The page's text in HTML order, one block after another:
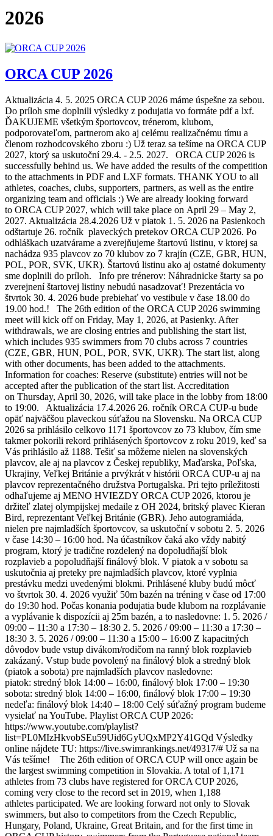
2026
ORCA CUP 2026
Aktualizácia 4. 5. 2025 ORCA CUP 2026 máme úspešne za sebou.
Do príloh sme doplnili výsledky z podujatia vo formáte pdf a lxf.
ĎAKUJEME všetkým športovcov, trénerom, klubom,
podporovateľom, partnerom ako aj celému realizačnému tímu a
členom rozhodcovského zboru :) Už teraz sa tešíme na ORCA CUP
2027, ktorý sa uskutoční 29.4. - 2.5. 2027. ORCA CUP 2026 is
successfully behind us. We have added the results of the competition
to the attachments in PDF and LXF formats. THANK YOU to all
athletes, coaches, clubs, supporters, partners, as well as the entire
organizing team and officials :) We are already looking forward
to ORCA CUP 2027, which will take place on April 29 – May 2,
2027. Aktualizácia 28.4.2026 Už v piatok 1. 5. 2026 na Pasienkoch
odštartuje 26. ročník plaveckých pretekov ORCA CUP 2026. Po
odhláškach uzatvárame a zverejňujeme štartovú listinu, v ktorej sa
nachádza 935 plavcov zo 70 klubov zo 7 krajín (CZE, GBR, HUN,
POL, POR, SVK, UKR). Štartovú listinu ako aj ostatné dokumenty
sme doplnili do príloh. Info pre trénerov: Náhradnicke štarty sa po
zverejnení štartovej listiny nebudú nasadzovať! Prezentácia vo
štvrtok 30. 4. 2026 bude prebiehať vo vestibule v čase 18.00 do
19.00 hod.! The 26th edition of the ORCA CUP 2026 swimming
meet will kick off on Friday, May 1, 2026, at Pasienky. After
withdrawals, we are closing entries and publishing the start list,
which includes 935 swimmers from 70 clubs across 7 countries
(CZE, GBR, HUN, POL, POR, SVK, UKR). The start list, along
with other documents, has been added to the attachments.
Information for coaches: Reserve (substitute) entries will not be
accepted after the publication of the start list. Accreditation
on Thursday, April 30, 2026, will take place in the lobby from 18:00
to 19:00. Aktualizácia 17.4.2026 26. ročník ORCA CUP-u bude
opäť najväčšou plaveckou súťažou na Slovensku. Na ORCA CUP
2026 sa prihlásilo celkovo 1171 športovcov zo 73 klubov, čím sme
takmer pokorili rekord prihlásených športovcov z roku 2019, keď sa
Vás prihlásilo až 1188. Tešiť sa môžeme nielen na slovenských
plavcov, ale aj na plavcov z Českej republiky, Maďarska, Poľska,
Ukrajiny, Veľkej Británie a prvýkrát v histórii ORCA CUP-u aj na
plavcov reprezentačného družstva Portugalska. Pri tejto príležitosti
odhaľujeme aj MENO HVIEZDY ORCA CUP 2026, ktorou je
držiteľ zlatej olympijskej medaile z OH 2024, britský plavec Kieran
Bird, reprezentant Veľkej Británie (GBR). Jeho autogramiáda,
nielen pre najmladších športovcov, sa uskutoční v sobotu 2. 5. 2026
v čase 14:30 – 16:00 hod. Na účastníkov čaká ako vždy nabitý
program, ktorý je tradične rozdelený na dopoludňajší blok
rozplavieb a popoludňajší finálový blok. V piatok a v sobotu sa
uskutočnia aj preteky pre najmladších plavcov, ktoré vyplnia
prestávku medzi uvedenými blokmi. Prihlásené kluby budú môcť
vo štvrtok 30. 4. 2026 využiť 50m bazén na tréning v čase od 17:00
do 19:30 hod. Počas konania podujatia bude klubom na rozplávanie
a vyplávanie k dispozícii aj 25m bazén, a to nasledovne: 1. 5. 2026 /
09:00 – 11:30 a 17:30 – 18:30 2. 5. 2026 / 09:00 – 11:30 a 17:30 –
18:30 3. 5. 2026 / 09:00 – 11:30 a 15:00 – 16:00 Z kapacitných
dôvodov bude vstup divákom/rodičom na ranný blok rozplavieb
zakázaný. Vstup bude povolený na finálový blok a stredný blok
(piatok a sobota) pre najmladších plavcov nasledovne:
piatok: stredný blok 14:00 – 16:00, finálový blok 17:00 – 19:30
sobota: stredný blok 14:00 – 16:00, finálový blok 17:00 – 19:30
nedeľa: finálový blok 14:40 – 18:00 Celý súťažný program budeme
vysielať na YouTube. Playlist ORCA CUP 2026:
https://www.youtube.com/playlist?
list=PL0MIzHkvobSEu59Uid6GyUQxMP2Y41GQd Výsledky
online nájdete TU: https://live.swimrankings.net/49317/# Už sa na
Vás tešíme! The 26th edition of ORCA CUP will once again be
the largest swimming competition in Slovakia. A total of 1,171
athletes from 73 clubs have registered for ORCA CUP 2026,
coming very close to the record set in 2019, when 1,188
athletes participated. We are looking forward not only to Slovak
swimmers, but also to competitors from the Czech Republic,
Hungary, Poland, Ukraine, Great Britain, and for the first time in